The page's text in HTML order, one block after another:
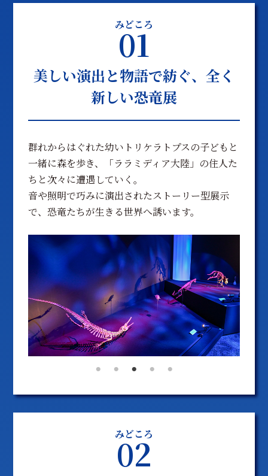
みどころ
01
美しい演出と物語で紡ぐ、全く
新しい恐竜展
群れからはぐれた幼いトリケラトプスの子どもと
一緒に森を歩き、「ララミディア大陸」の住人た
ちと次々に遭遇していく。
音や照明で巧みに演出されたストーリー型展示
で、恐竜たちが生きる世界へ誘います。
みどころ
02